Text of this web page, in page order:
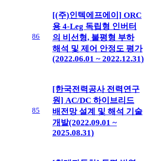
86
[(주)인텍에프에이] ORC
용 4-Leg 독립형 인버터
의 비선형, 불평형 부하
해석 및 제어 안정도 평가
(2022.06.01 ~ 2022.12.31)
85
[한국전력공사 전력연구
원] AC/DC 하이브리드
배전망 설계 및 해석 기술
개발(2022.09.01 ~
2025.08.31)